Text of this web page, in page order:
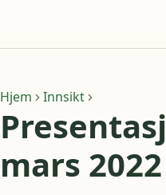
Hjem Innsikt
mars 2022